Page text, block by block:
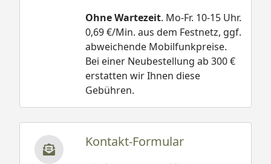
Ohne Wartezeit. Mo-Fr. 10-15 Uhr.
0,69 €/Min. aus dem Festnetz, ggf.
abweichende Mobilfunkpreise.
Bei einer Neubestellung ab 300 €
erstatten wir Ihnen diese
Gebühren.
Kontakt-Formular